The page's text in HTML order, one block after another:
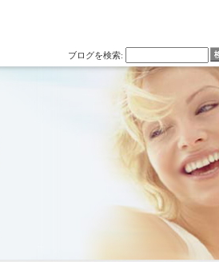
ブログを検索: